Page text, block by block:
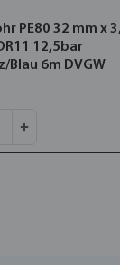
PE80 32 mm x
12,5bar
Blau 6m DVGW